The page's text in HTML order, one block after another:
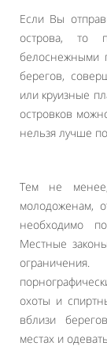
Если Вы
острова, то
белоснежными
берегов,
или круизные
островков
нельзя лучше
Тем не
молодоженам,
необходимо
Местные
охоты и
вблизи
местах и